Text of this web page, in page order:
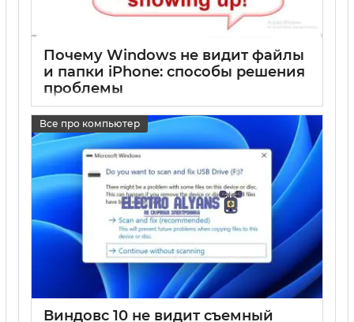
Почему Windows не видит файлы
и папки iPhone: способы решения
проблемы
Все про компьютер
Виндовс 10 не видит съемный